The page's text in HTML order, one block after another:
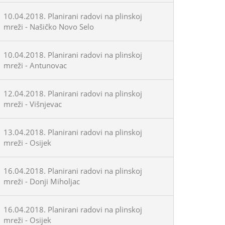
10.04.2018. Planirani radovi na plinskoj
mreži - Našičko Novo Selo
10.04.2018. Planirani radovi na plinskoj
mreži - Antunovac
12.04.2018. Planirani radovi na plinskoj
mreži - Višnjevac
13.04.2018. Planirani radovi na plinskoj
mreži - Osijek
16.04.2018. Planirani radovi na plinskoj
mreži - Donji Miholjac
16.04.2018. Planirani radovi na plinskoj
mreži - Osijek